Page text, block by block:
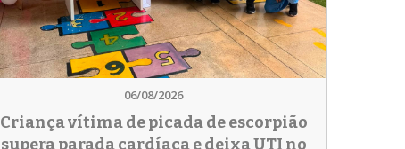
06/08/2026
Criança vítima de picada de escorpião
supera parada cardíaca e deixa UTI no